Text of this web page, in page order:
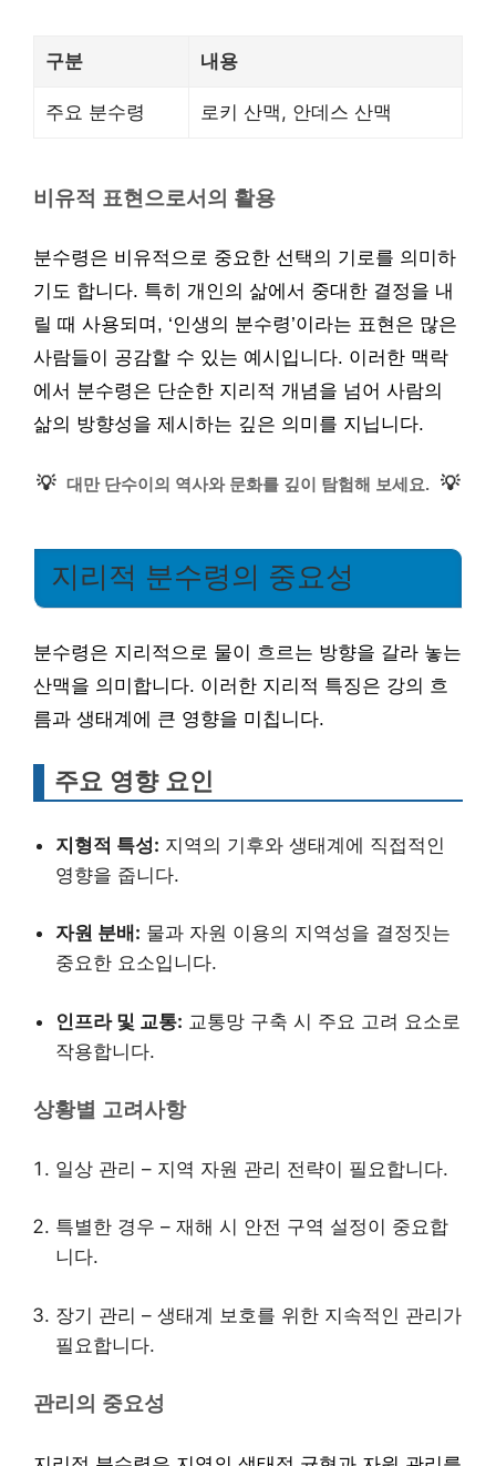
구분 내용
주요 분수령 로키 산맥, 안데스 산맥
비유적 표현으로서의 활용
분수령은 비유적으로 중요한 선택의 기로를 의미하
기도 합니다. 특히 개인의 삶에서 중대한 결정을 내
릴 때 사용되며, ‘인생의 분수령’이라는 표현은 많은
사람들이 공감할 수 있는 예시입니다. 이러한 맥락
에서 분수령은 단순한 지리적 개념을 넘어 사람의
삶의 방향성을 제시하는 깊은 의미를 지닙니다.
💡 대만 단수이의 역사와 문화를 깊이 탐험해 보세요. 💡
지리적 분수령의 중요성
분수령은 지리적으로 물이 흐르는 방향을 갈라 놓는
산맥을 의미합니다. 이러한 지리적 특징은 강의 흐
름과 생태계에 큰 영향을 미칩니다.
주요 영향 요인
지형적 특성: 지역의 기후와 생태계에 직접적인
영향을 줍니다.
자원 분배: 물과 자원 이용의 지역성을 결정짓는
중요한 요소입니다.
인프라 및 교통: 교통망 구축 시 주요 고려 요소로
작용합니다.
상황별 고려사항
일상 관리 – 지역 자원 관리 전략이 필요합니다.
특별한 경우 – 재해 시 안전 구역 설정이 중요합
니다.
장기 관리 – 생태계 보호를 위한 지속적인 관리가
필요합니다.
관리의 중요성